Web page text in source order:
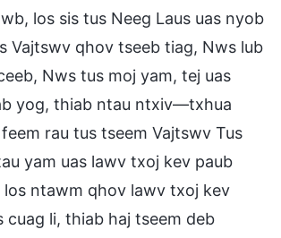
los sis tus Neeg Laus uas nyob
Vajtswv qhov tseeb tiag, Nws lub
Nws tus moj yam, tej uas
yog, thiab ntau ntxiv—txhua
rau tus tseem Vajtswv Tus
yam uas lawv txoj kev paub
los ntawm qhov lawv txoj kev
cuag li, thiab haj tseem deb